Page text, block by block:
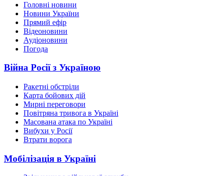
Головні новини
Новини України
Прямий ефір
Відеоновини
Аудіоновини
Погода
Війна Росії з Україною
Ракетні обстріли
Карта бойових дій
Мирні переговори
Повітряна тривога в Україні
Масована атака по Україні
Вибухи у Росії
Втрати ворога
Мобілізація в Україні